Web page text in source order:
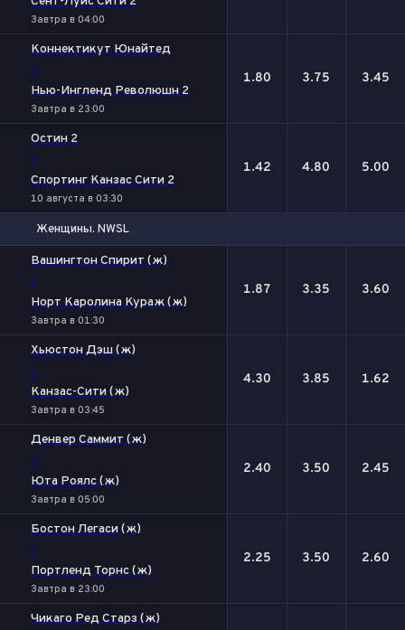
Завтра в 04:00
Коннектикут Юнайтед
-
Нью-Ингленд Революшн 2
Завтра в 23:00
1.80 3.75 3.45
Остин 2
-
Спортинг Канзас Сити 2
10 августа в 03:30
1.42 4.80 5.00
Женщины. NWSL
Вашингтон Спирит (ж)
-
Норт Каролина Кураж (ж)
Завтра в 01:30
1.87 3.35 3.60
Хьюстон Дэш (ж)
-
Канзас-Сити (ж)
Завтра в 03:45
4.30 3.85 1.62
Денвер Саммит (ж)
-
Юта Роялс (ж)
Завтра в 05:00
2.40 3.50 2.45
Бостон Легаси (ж)
-
Портленд Торнс (ж)
Завтра в 23:00
2.25 3.50 2.60
Чикаго Ред Старз (ж)